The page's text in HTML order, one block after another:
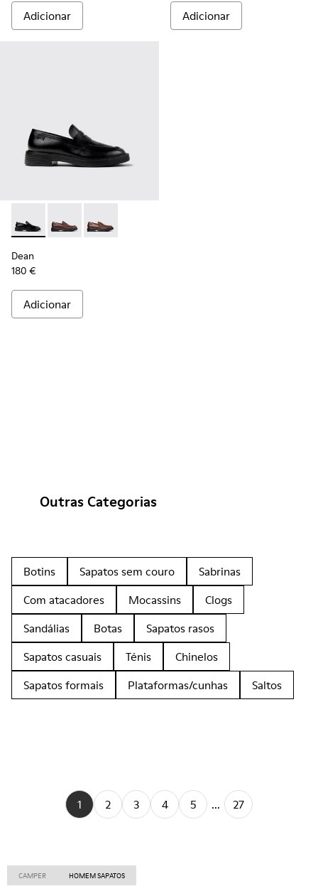
Adicionar Adicionar
Dean - K101045-001 - Mocassins de pele preta Para homem.
Dean - K101045-008 - Mocassins de couro bordeaux
Dean - K101045-005 - Mocassins em pele
Dean
180 €
Adicionar
Outras Categorias
Botins Sapatos sem couro
Sabrinas
Com atacadores
Mocassins
Clogs
Sandálias
Botas
Sapatos rasos
Sapatos casuais
Ténis
Chinelos
Sapatos formais
Plataformas/cunhas Saltos
1 2 3 4 5 ... 27
CAMPER HOMEM SAPATOS